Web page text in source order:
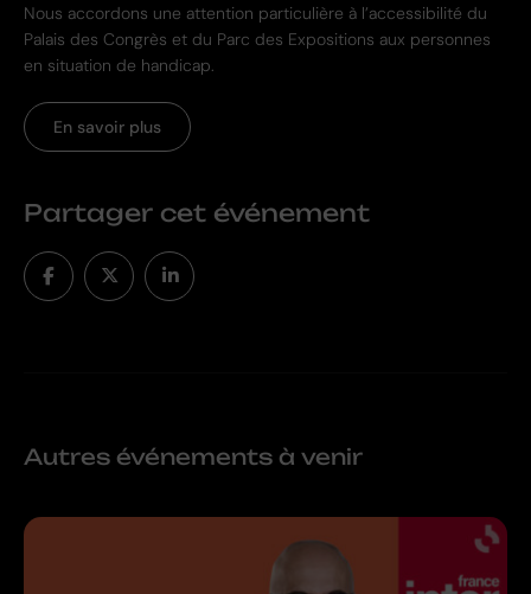
Nous accordons une attention particulière à l’accessibilité du
Palais des Congrès et du Parc des Expositions aux personnes
en situation de handicap.
En savoir plus
Partager cet événement
Autres événements à venir